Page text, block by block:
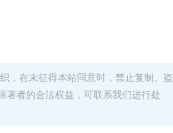
，在未征得本站同意时，禁止复制、盗
著者的合法权益，可联系我们进行处